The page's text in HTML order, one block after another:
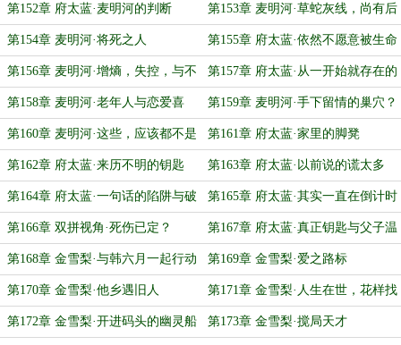
关的曙光
第152章 府太蓝·麦明河的判断 第153章 麦明河·草蛇灰线，尚有后
手
第154章 麦明河·将死之人 第155章 府太蓝·依然不愿意被生命
放弃
第156章 麦明河·增熵，失控，与不
甘
第157章 府太蓝·从一开始就存在的
陷阱
第158章 麦明河·老年人与恋爱喜
剧？
第159章 麦明河·手下留情的巢穴？
第160章 麦明河·这些，应该都不是
被增加的记忆吧？
第161章 府太蓝·家里的脚凳
第162章 府太蓝·来历不明的钥匙 第163章 府太蓝·以前说的谎太多
了？
第164章 府太蓝·一句话的陷阱与破
局
第165章 府太蓝·其实一直在倒计时
的钥匙？
第166章 双拼视角·死伤已定？ 第167章 府太蓝·真正钥匙与父子温
情
第168章 金雪梨·与韩六月一起行动 第169章 金雪梨·爱之路标
第170章 金雪梨·他乡遇旧人 第171章 金雪梨·人生在世，花样找
死
第172章 金雪梨·开进码头的幽灵船 第173章 金雪梨·搅局天才